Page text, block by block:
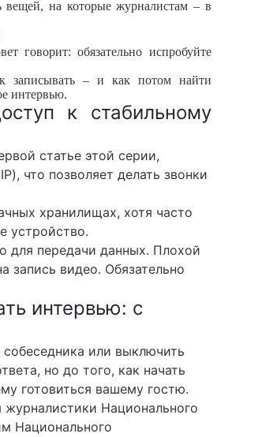
вещей, на которые журналистам – в
говорит: обязательно испробуйте
записывать – и как потом найти
интервью.
к стабильному
статье этой серии,
что позволяет делать звонки
хранилищах, хотя часто
устройство.
для передачи данных. Плохой
запись видео. Обязательно
интервью: с
или выключить
но до того, как начать
готовиться вашему гостю.
Национального
Национального